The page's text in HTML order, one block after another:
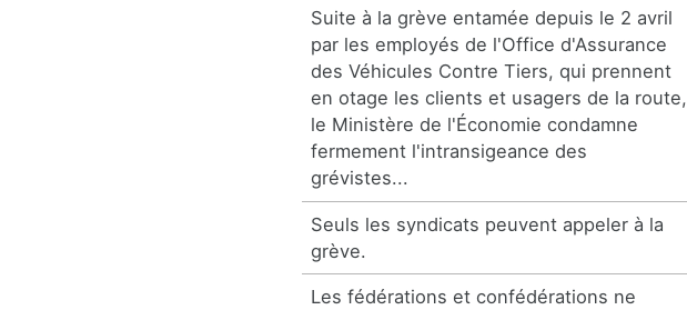
Suite à la grève entamée depuis le 2 avril
par les employés de l'Office d'Assurance
des Véhicules Contre Tiers, qui prennent
en otage les clients et usagers de la route,
le Ministère de l'Économie condamne
fermement l'intransigeance des
grévistes...
Seuls les syndicats peuvent appeler à la
grève.
Les fédérations et confédérations ne